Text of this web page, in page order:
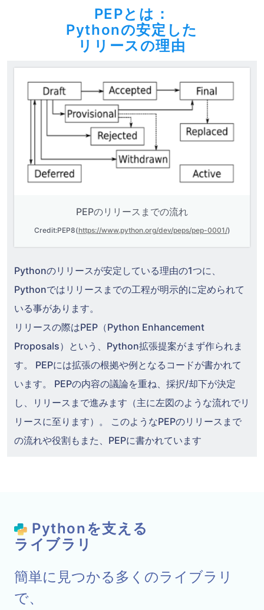
PEPとは：
Pythonの安定した
リリースの理由
PEPのリリースまでの流れ
Credit:PEP8(https://www.python.org/dev/peps/pep-0001/)
Pythonのリリースが安定している理由の1つに、
Pythonではリリースまでの工程が明示的に定められて
いる事があります。
リリースの際はPEP（Python Enhancement
Proposals）という、Python拡張提案がまず作られま
す。 PEPには拡張の根拠や例となるコードが書かれて
います。 PEPの内容の議論を重ね、採択/却下が決定
し、リリースまで進みます（主に左図のような流れでリ
リースに至ります）。 このようなPEPのリリースまで
の流れや役割もまた、PEPに書かれています
Pythonを支える
ライブラリ
簡単に見つかる多くのライブラリ
で、